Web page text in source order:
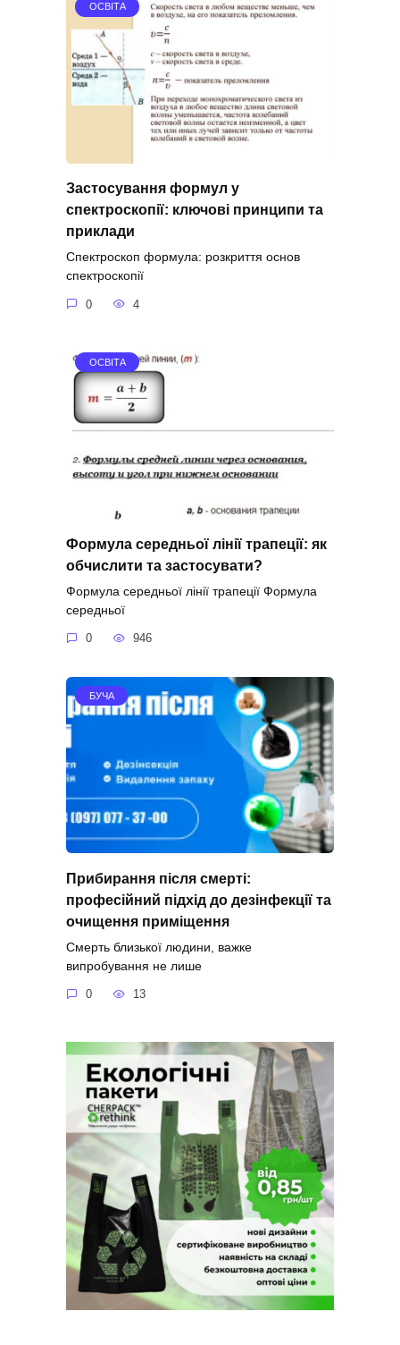
ОСВІТА
Застосування формул у
спектроскопії: ключові принципи та
приклади
Спектроскоп формула: розкриття основ
спектроскопії
0 4
ОСВІТА
Формула середньої лінії трапеції: як
обчислити та застосувати?
Формула середньої лінії трапеції Формула
середньої
0 946
БУЧА
Прибирання після смерті:
професійний підхід до дезінфекції та
очищення приміщення
Смерть близької людини, важке
випробування не лише
0 13